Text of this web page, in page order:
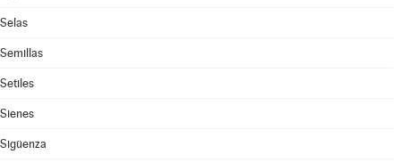
Selas
Semillas
Setiles
Sienes
Sigüenza